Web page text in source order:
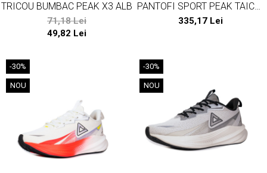
TRICOU BUMBAC PEAK X3 ALB
71,18 Lei
49,82 Lei
PANTOFI SPORT PEAK TAICHI
RUNNING NEGRU
335,17 Lei
-30%
NOU
-30%
NOU